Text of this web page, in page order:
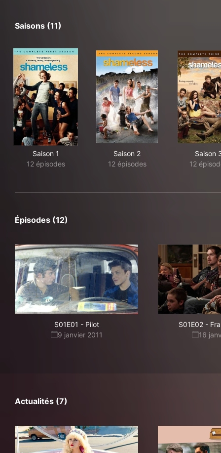
Saisons (11)
Saison 1
12 épisodes
Saison 2
12 épisodes
Saison
12
Épisodes (12)
S01E01 - Pilot
9 janvier 2011
S01E02 -
16
Actualités (7)